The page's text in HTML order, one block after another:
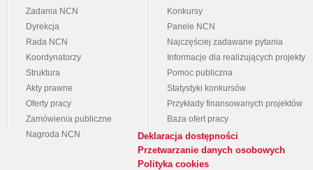
Zadania NCN
Dyrekcja
Rada NCN
Koordynatorzy
Struktura
Akty prawne
Oferty pracy
Zamówienia publiczne
Nagroda NCN
Konkursy
Panele NCN
Najczęściej zadawane pytania
Informacje dla realizujących projekty
Pomoc publiczna
Statystyki konkursów
Przykłady finansowanych projektów
Baza ofert pracy
Deklaracja dostępności
Przetwarzanie danych osobowych
Polityka cookies